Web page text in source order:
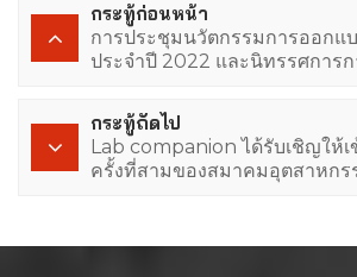
กระทู้ก่อนหน้า
การประชุมนวัตกรรมการออกแ
ประจำปี 2022 และนิทรรศการ
กระทู้ถัดไป
Lab companion ได้รับเชิญให้
ครั้งที่สามของสมาคมอุตสาหกร